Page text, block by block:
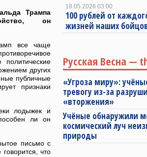
Трампа
он
все чаще
политические
других
публичные
признаки
лодыжек и
ли он
письмо с
что
18.05.2026 03:00
100 рублей от
жизней наших
Русская Весна —
«Угроза миру»:
тревогу из-за
«вторжения»
Учёные обнаружили
космический луч
природы